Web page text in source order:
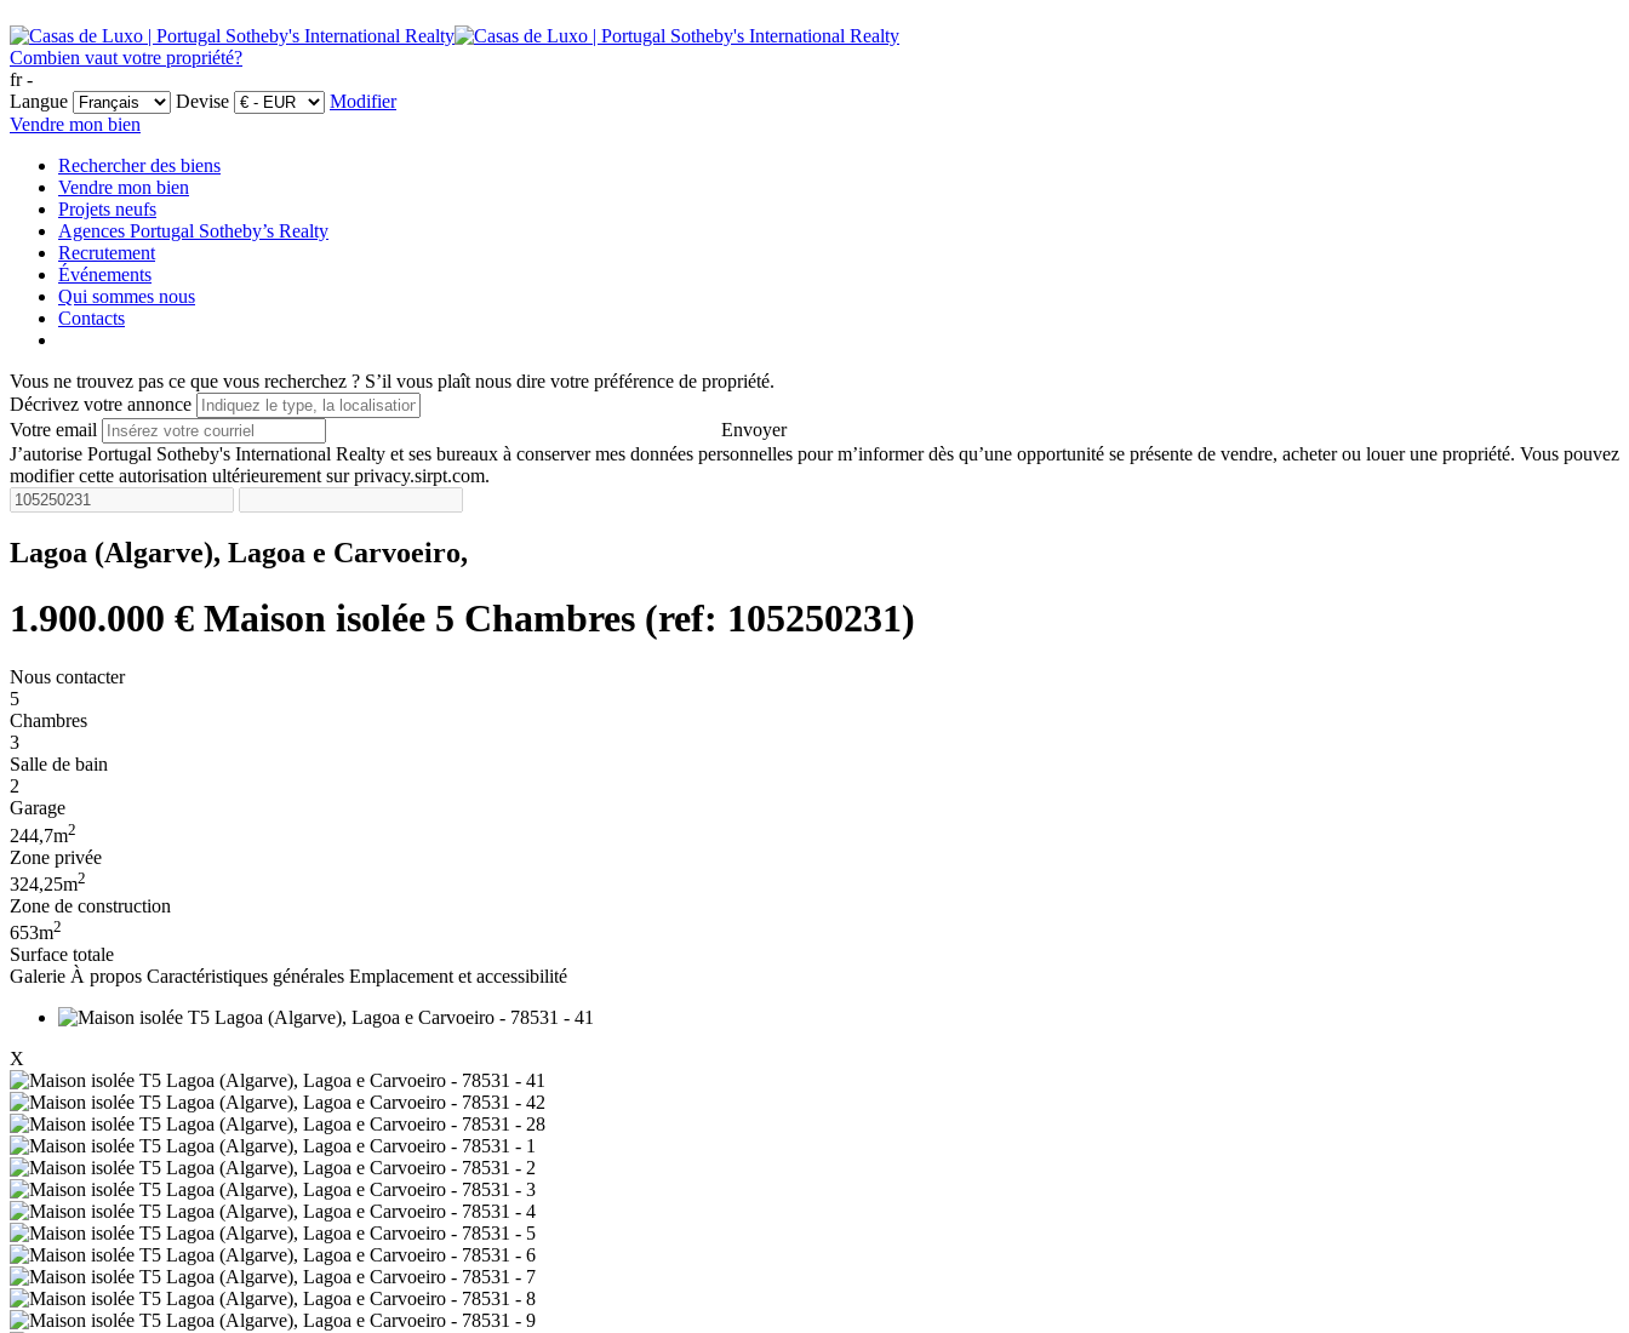
Combien vaut votre propriété?
fr -
Langue
Devise
Modifier
Vendre mon bien
Rechercher des biens
Vendre mon bien
Projets neufs
Agences Portugal Sotheby’s Realty
Recrutement
Événements
Qui sommes nous
Contacts
Vous ne trouvez pas ce que vous recherchez ? S’il vous plaît nous dire votre préférence de propriété.
Décrivez votre annonce
Votre email
Envoyer
J’autorise Portugal Sotheby's International Realty et ses bureaux à conserver mes données personnelles pour m’informer dès qu’une opportunité se présente de vendre, acheter ou louer une propriété. Vous pouvez
modifier cette autorisation ultérieurement sur privacy.sirpt.com.
Lagoa (Algarve), Lagoa e Carvoeiro,
1.900.000 € Maison isolée 5 Chambres (ref: 105250231)
Nous contacter
5
Chambres
3
Salle de bain
2
Garage
244,7m2
Zone privée
324,25m2
Zone de construction
653m2
Surface totale
Galerie À propos Caractéristiques générales Emplacement et accessibilité
X